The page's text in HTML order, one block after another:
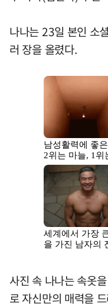
나나는 23일 본인 소
러 장을 올렸다.
사진 속 나나는 속옷
로 자신만의 매력을